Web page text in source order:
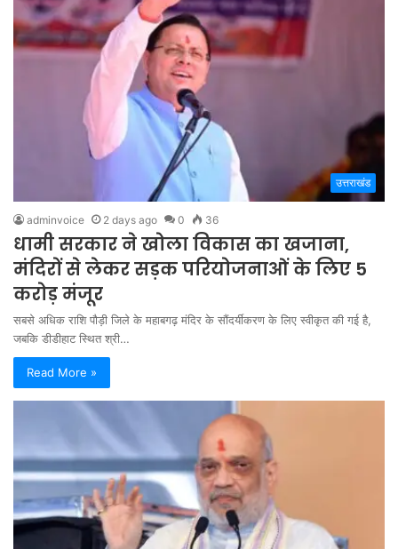
उत्तराखंड
adminvoice 2 days ago 0 36
धामी सरकार ने खोला विकास का खजाना,
मंदिरों से लेकर सड़क परियोजनाओं के लिए 5
करोड़ मंजूर
सबसे अधिक राशि पौड़ी जिले के महाबगढ़ मंदिर के सौंदर्यीकरण के लिए स्वीकृत की गई है,
जबकि डीडीहाट स्थित श्री…
Read More »